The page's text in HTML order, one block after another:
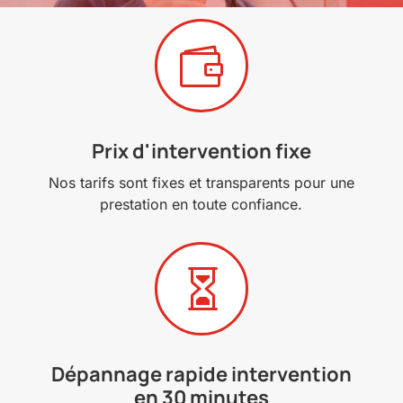

Prix d'intervention fixe
Nos tarifs sont fixes et transparents pour une
prestation en toute confiance.

Dépannage rapide intervention